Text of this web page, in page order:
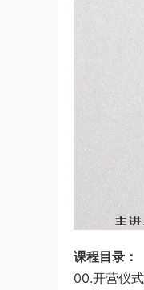
课程目录：
00.开营仪